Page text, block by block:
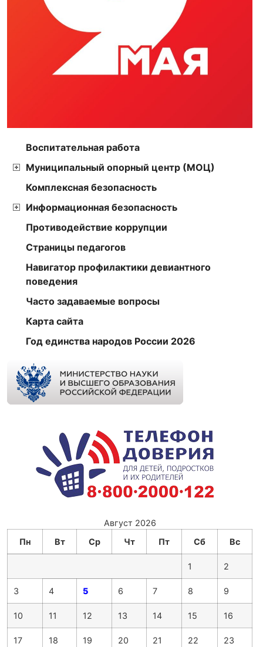
Воспитательная работа
Муниципальный опорный центр (МОЦ)
Комплексная безопасность
Информационная безопасность
Противодействие коррупции
Страницы педагогов
Навигатор профилактики девиантного
поведения
Часто задаваемые вопросы
Карта сайта
Год единства народов России 2026
Август 2026
Пн
Вт Ср Чт Пт Сб Вс
1 2
3 4 5 6 7 8 9
10 11 12 13 14 15 16
17 18 19 20 21 22 23